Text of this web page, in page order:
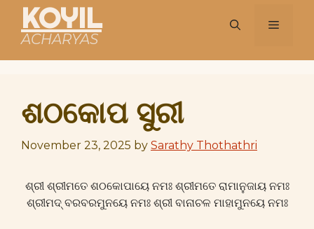
KOYIL
ACHARYAS
Menu
ଶଠକୋପ ସୁରୀ
November 23, 2025 by Sarathy Thothathri
ଶ୍ରୀ ଶ୍ରୀମତେ ଶଠକୋପାୟେ ନମଃ ଶ୍ରୀମତେ ରାମାନୁଜାୟ ନମଃ
ଶ୍ରୀମଦ୍ ବରବରମୁନୟେ ନମଃ ଶ୍ରୀ ବାନାଚଳ ମାହାମୁନୟେ ନମଃ